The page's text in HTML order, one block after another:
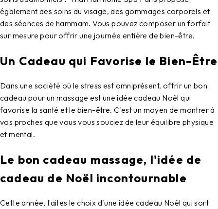
également des soins du visage, des gommages corporels et
des séances de hammam. Vous pouvez composer un forfait
sur mesure pour offrir une journée entière de bien-être.
Un Cadeau qui Favorise le Bien-Être
Dans une société où le stress est omniprésent, offrir un bon
cadeau pour un massage est une idée cadeau Noël qui
favorise la santé et le bien-être. C'est un moyen de montrer à
vos proches que vous vous souciez de leur équilibre physique
et mental.
Le bon cadeau massage, l'idée de
cadeau de Noël incontournable
Cette année, faites le choix d'une idée cadeau Noël qui sort